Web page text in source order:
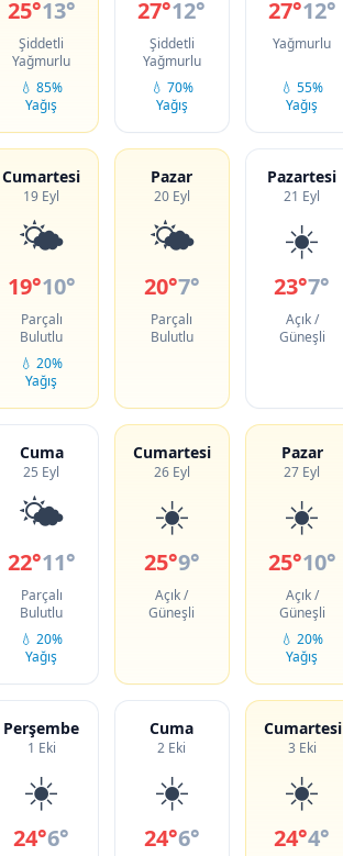
25°13°
Şiddetli
Yağmurlu
💧 85%
Yağış
27°12°
Şiddetli
Yağmurlu
💧 70%
Yağış
27°12°
Yağmurlu
💧 55%
Yağış
Cumartesi
19 Eyl
🌤️
19°10°
Parçalı
Bulutlu
💧 20%
Yağış
Pazar
20 Eyl
🌤️
20°7°
Parçalı
Bulutlu
Pazartesi
21 Eyl
☀️
23°7°
Açık /
Güneşli
Cuma
25 Eyl
🌤️
22°11°
Parçalı
Bulutlu
💧 20%
Yağış
Cumartesi
26 Eyl
☀️
25°9°
Açık /
Güneşli
Pazar
27 Eyl
☀️
25°10°
Açık /
Güneşli
💧 20%
Yağış
Perşembe
1 Eki
☀️
24°6°
Cuma
2 Eki
☀️
24°6°
Cumartesi
3 Eki
☀️
24°4°